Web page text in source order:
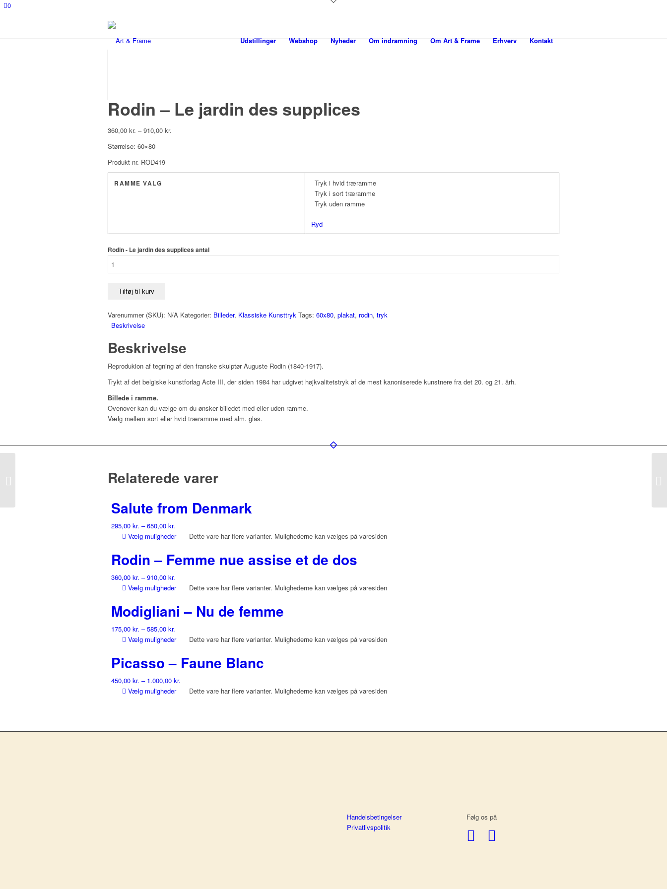
0
Udstillinger Webshop Nyheder Om indramning Om Art & Frame Erhverv Kontakt
Rodin – Le jardin des supplices
360,00 kr. –910,00 kr.
Størrelse: 60×80
Produkt nr. ROD419
RAMME VALG
Tryk i hvid træramme
Tryk i sort træramme
Tryk uden ramme
Ryd
Rodin - Le jardin des supplices antal
Tilføj til kurv
Varenummer (SKU): N/A Kategorier: Billeder, Klassiske Kunsttryk Tags: 60x80, plakat, rodin, tryk
Beskrivelse
Beskrivelse
Reprodukion af tegning af den franske skulptør Auguste Rodin (1840-1917).
Trykt af det belgiske kunstforlag Acte III, der siden 1984 har udgivet højkvalitetstryk af de mest kanoniserede kunstnere fra det 20. og 21. årh.
Billede i ramme.
Ovenover kan du vælge om du ønsker billedet med eller uden ramme.
Vælg mellem sort eller hvid træramme med alm. glas.
Relaterede varer
Salute from Denmark
295,00 kr. –650,00 kr.
Vælg muligheder
Dette vare har flere varianter. Mulighederne kan vælges på varesiden
Rodin – Femme nue assise et de dos
360,00 kr. –910,00 kr.
Vælg muligheder
Dette vare har flere varianter. Mulighederne kan vælges på varesiden
Modigliani – Nu de femme
175,00 kr. –585,00 kr.
Vælg muligheder
Dette vare har flere varianter. Mulighederne kan vælges på varesiden
Picasso – Faune Blanc
450,00 kr. – 1.000,00 kr.
Vælg muligheder
Dette vare har flere varianter. Mulighederne kan vælges på varesiden
Handelsbetingelser
Privatlivspolitik
Følg os på